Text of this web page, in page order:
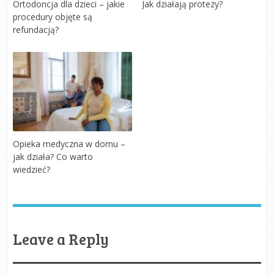
Ortodoncja dla dzieci – jakie
procedury objęte są
refundacją?
Jak działają protezy?
Opieka medyczna w domu –
jak działa? Co warto
wiedzieć?
Leave a Reply